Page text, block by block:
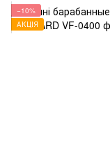
−10%
АКЦІЯ